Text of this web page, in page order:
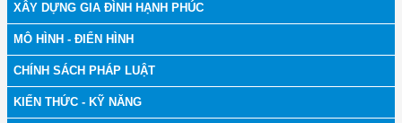
XÂY DỰNG GIA ĐÌNH HẠNH PHÚC
MÔ HÌNH - ĐIỂN HÌNH
CHÍNH SÁCH PHÁP LUẬT
KIẾN THỨC - KỸ NĂNG